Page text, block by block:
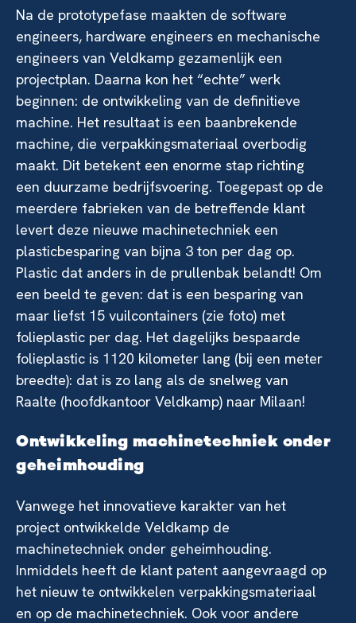
Na de prototypefase maakten de software
engineers, hardware engineers en mechanische
engineers van Veldkamp gezamenlijk een
projectplan. Daarna kon het “echte” werk
beginnen: de ontwikkeling van de definitieve
machine. Het resultaat is een baanbrekende
machine, die verpakkingsmateriaal overbodig
maakt. Dit betekent een enorme stap richting
een duurzame bedrijfsvoering. Toegepast op de
meerdere fabrieken van de betreffende klant
levert deze nieuwe machinetechniek een
plasticbesparing van bijna 3 ton per dag op.
Plastic dat anders in de prullenbak belandt! Om
een beeld te geven: dat is een besparing van
maar liefst 15 vuilcontainers (zie foto) met
folieplastic per dag. Het dagelijks bespaarde
folieplastic is 1120 kilometer lang (bij een meter
breedte): dat is zo lang als de snelweg van
Raalte (hoofdkantoor Veldkamp) naar Milaan!
Ontwikkeling machinetechniek onder
geheimhouding
Vanwege het innovatieve karakter van het
project ontwikkelde Veldkamp de
machinetechniek onder geheimhouding.
Inmiddels heeft de klant patent aangevraagd op
het nieuw te ontwikkelen verpakkingsmateriaal
en op de machinetechniek. Ook voor andere